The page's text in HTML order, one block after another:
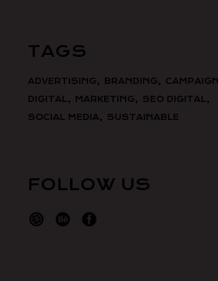
TAGS
ADVERTISING BRANDING CAMPAIGN
DIGITAL
MARKETING
SEO DIGITAL
SOCIAL MEDIA
SUSTAINABLE
FOLLOW US